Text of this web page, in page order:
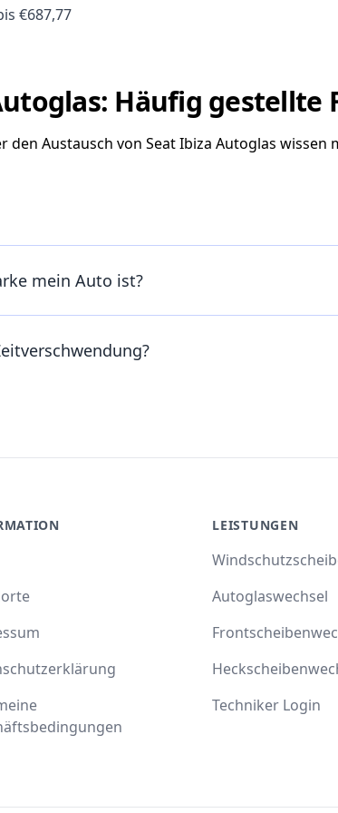
€687,77
Häufig gestellte
den Austausch von Seat Ibiza Autoglas wissen
mein Auto ist?
LEISTUNGEN
Autoglaswechsel
Techniker Login